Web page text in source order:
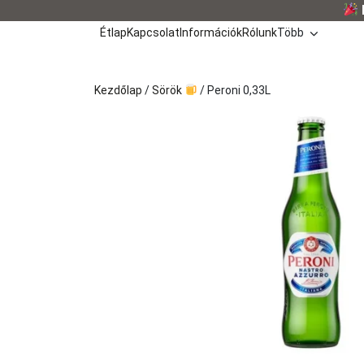
a
ÉtlapKapcsolat InformációkRólunkTöbb
Kezdőlap /Sörök / Peroni 0,33L